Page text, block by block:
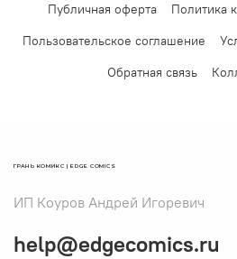
Публичная оферта
Политика
Пользовательское соглашение
Обратная связь
ГРАНЬ КОМИКС | EDGE COMICS
ИП Коуров Андрей Игоревич
help@edgecomics.ru